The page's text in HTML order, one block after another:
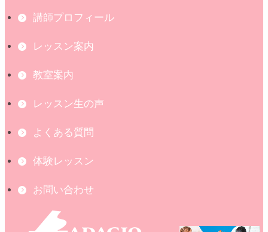
講師プロフィール
レッスン案内
教室案内
レッスン生の声
よくある質問
体験レッスン
お問い合わせ